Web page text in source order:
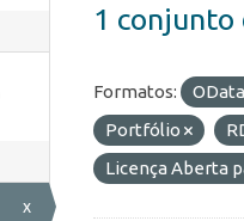
x
1 conjunto
Formatos: OData
Portfólio
Licença Aberta